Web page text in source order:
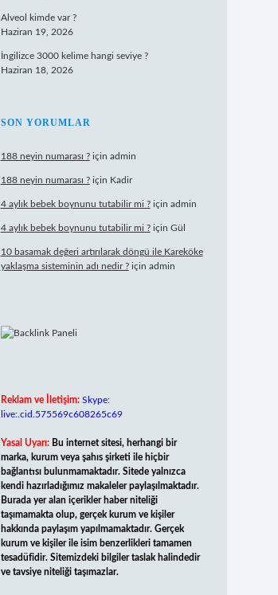
Alveol kimde var ?
Haziran 19, 2026
İngilizce 3000 kelime hangi seviye ?
Haziran 18, 2026
SON YORUMLAR
188 neyin numarası ?için admin
188 neyin numarası ?için Kadir
4 aylık bebek boynunu tutabilir mi ?için admin
4 aylık bebek boynunu tutabilir mi ?için Gül
10 basamak değeri artırılarak döngü ile Kareköke
yaklaşma sisteminin adı nedir ?için admin
Reklam ve İletişim: Skype:
live:.cid.575569c608265c69
Yasal Uyarı: Bu internet sitesi, herhangi bir
marka, kurum veya şahıs şirketi ile hiçbir
bağlantısı bulunmamaktadır. Sitede yalnızca
kendi hazırladığımız makaleler paylaşılmaktadır.
Burada yer alan içerikler haber niteliği
taşımamakta olup, gerçek kurum ve kişiler
hakkında paylaşım yapılmamaktadır. Gerçek
kurum ve kişiler ile isim benzerlikleri tamamen
tesadüfidir. Sitemizdeki bilgiler taslak halindedir
ve tavsiye niteliği taşımazlar.